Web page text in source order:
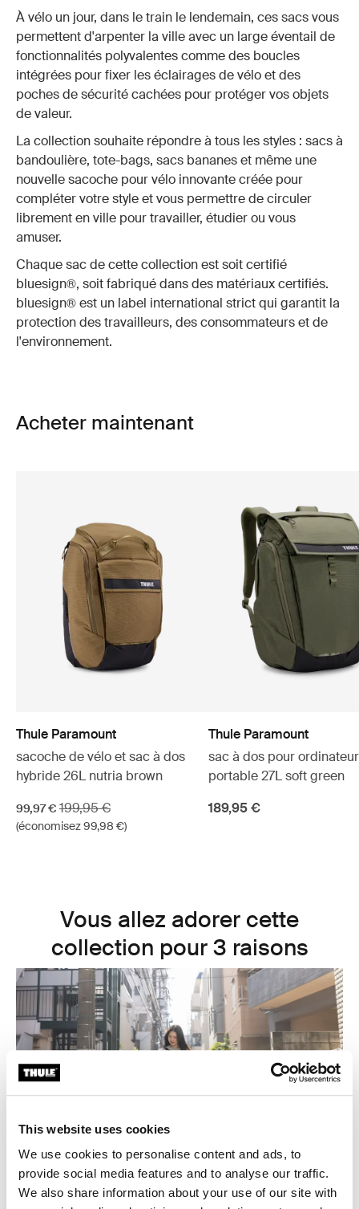
This website uses cookies
We use cookies to personalise content and ads, to
provide social media features and to analyse our traffic.
We also share information about your use of our site with
À vélo un jour, dans le train le lendemain, ces sacs vous
permettent d'arpenter la ville avec un large éventail de
fonctionnalités polyvalentes comme des boucles
intégrées pour fixer les éclairages de vélo et des
poches de sécurité cachées pour protéger vos objets
de valeur.
La collection souhaite répondre à tous les styles : sacs à
bandoulière, tote-bags, sacs bananes et même une
nouvelle sacoche pour vélo innovante créée pour
compléter votre style et vous permettre de circuler
librement en ville pour travailler, étudier ou vous
amuser.
Chaque sac de cette collection est soit certifié
bluesign®, soit fabriqué dans des matériaux certifiés.
bluesign® est un label international strict qui garantit la
protection des travailleurs, des consommateurs et de
l'environnement.
Acheter maintenant
Thule Paramount
sacoche de vélo et sac à dos
hybride 26L nutria brown
Prix de vente
99,97 € Prix d’origine
199,95 €
(économisez 99,98 €)
Thule Paramount
sac à dos pour ordinateur
portable 27L soft green
189,95 €
Vous allez adorer cette
collection pour 3 raisons